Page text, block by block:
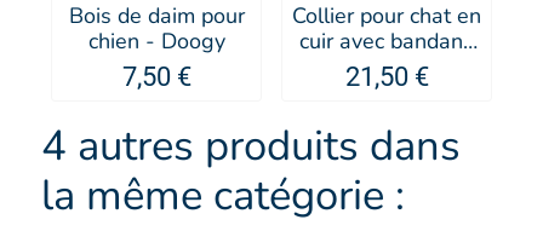
Bois de daim pour
chien - Doogy
7,50 €
Collier pour chat en
cuir avec bandana
Malibu - MARTIN
SELLIER
21,50 €
4 autres produits dans
la même catégorie :